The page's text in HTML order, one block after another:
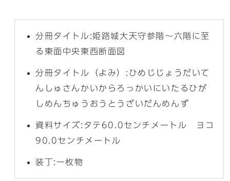
分冊タイトル:姫路城大天守参階〜六階に至
る東面中央東西断面図
分冊タイトル（よみ）:ひめじじょうだいて
んしゅさんかいからろっかいにいたるひが
しめんちゅうおうとうざいだんめんず
資料サイズ:タテ60.0センチメートル ヨコ
90.0センチメートル
装丁:一枚物